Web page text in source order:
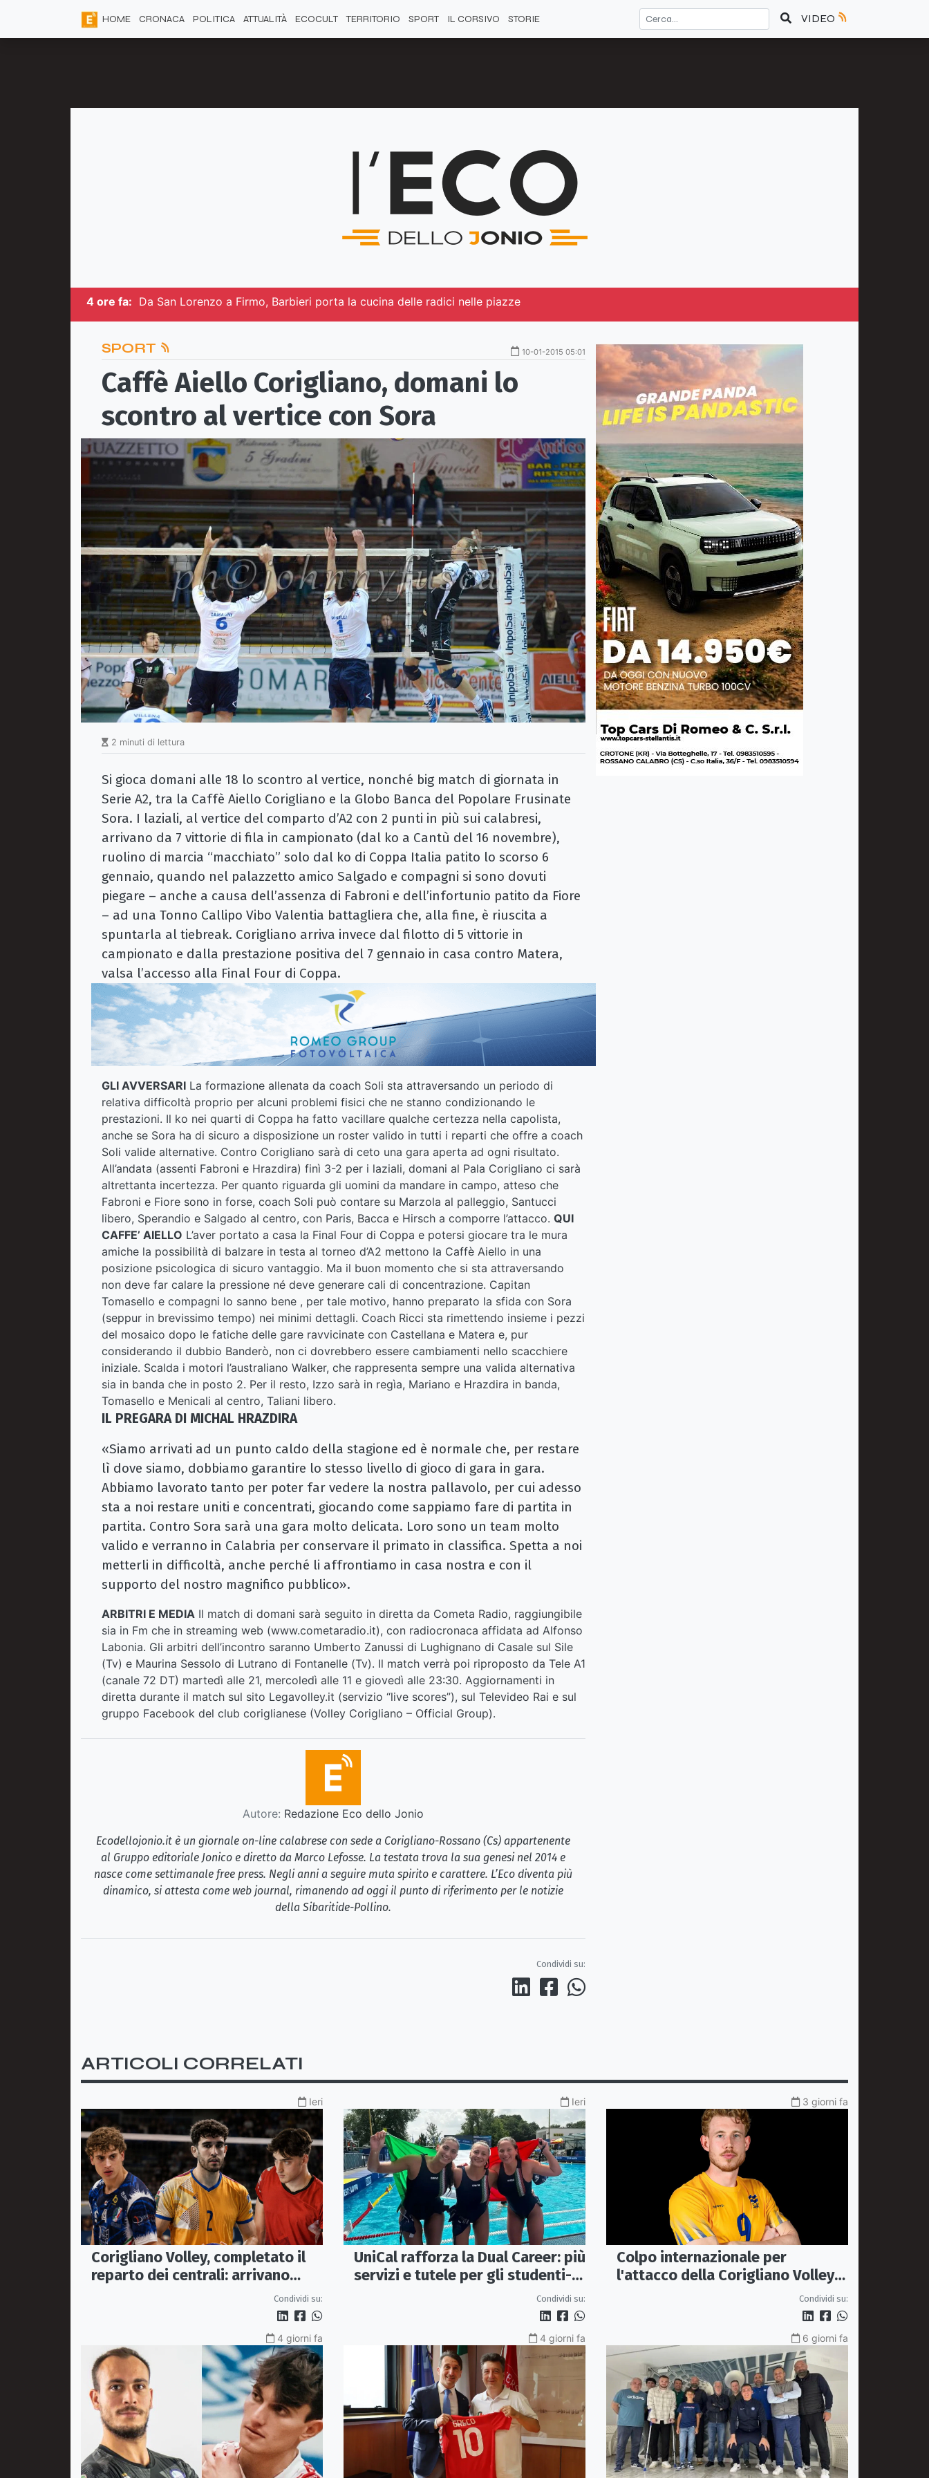
HOME CRONACA POLITICA ATTUALITÀ ECOCULT TERRITORIO SPORT IL CORSIVO STORIE VIDEO
4 ore fa: Da San Lorenzo a Firmo, Barbieri porta la cucina delle radici nelle piazze
SPORT 10-01-2015 05:01
Caffè Aiello Corigliano, domani lo
scontro al vertice con Sora
2 minuti di lettura
Si gioca domani alle 18 lo scontro al vertice, nonché big match di giornata in
Serie A2, tra la Caffè Aiello Corigliano e la Globo Banca del Popolare Frusinate
Sora. I laziali, al vertice del comparto d’A2 con 2 punti in più sui calabresi,
arrivano da 7 vittorie di fila in campionato (dal ko a Cantù del 16 novembre),
ruolino di marcia “macchiato” solo dal ko di Coppa Italia patito lo scorso 6
gennaio, quando nel palazzetto amico Salgado e compagni si sono dovuti
piegare – anche a causa dell’assenza di Fabroni e dell’infortunio patito da Fiore
– ad una Tonno Callipo Vibo Valentia battagliera che, alla fine, è riuscita a
spuntarla al tiebreak. Corigliano arriva invece dal filotto di 5 vittorie in
campionato e dalla prestazione positiva del 7 gennaio in casa contro Matera,
valsa l’accesso alla Final Four di Coppa.
GLI AVVERSARI La formazione allenata da coach Soli sta attraversando un periodo di
relativa difficoltà proprio per alcuni problemi fisici che ne stanno condizionando le
prestazioni. Il ko nei quarti di Coppa ha fatto vacillare qualche certezza nella capolista,
anche se Sora ha di sicuro a disposizione un roster valido in tutti i reparti che offre a coach
Soli valide alternative. Contro Corigliano sarà di ceto una gara aperta ad ogni risultato.
All’andata (assenti Fabroni e Hrazdira) finì 3-2 per i laziali, domani al Pala Corigliano ci sarà
altrettanta incertezza. Per quanto riguarda gli uomini da mandare in campo, atteso che
Fabroni e Fiore sono in forse, coach Soli può contare su Marzola al palleggio, Santucci
libero, Sperandio e Salgado al centro, con Paris, Bacca e Hirsch a comporre l’attacco. QUI
CAFFE’ AIELLO L’aver portato a casa la Final Four di Coppa e potersi giocare tra le mura
amiche la possibilità di balzare in testa al torneo d’A2 mettono la Caffè Aiello in una
posizione psicologica di sicuro vantaggio. Ma il buon momento che si sta attraversando
non deve far calare la pressione né deve generare cali di concentrazione. Capitan
Tomasello e compagni lo sanno bene , per tale motivo, hanno preparato la sfida con Sora
(seppur in brevissimo tempo) nei minimi dettagli. Coach Ricci sta rimettendo insieme i pezzi
del mosaico dopo le fatiche delle gare ravvicinate con Castellana e Matera e, pur
considerando il dubbio Banderò, non ci dovrebbero essere cambiamenti nello scacchiere
iniziale. Scalda i motori l’australiano Walker, che rappresenta sempre una valida alternativa
sia in banda che in posto 2. Per il resto, Izzo sarà in regìa, Mariano e Hrazdira in banda,
Tomasello e Menicali al centro, Taliani libero.
IL PREGARA DI MICHAL HRAZDIRA
«Siamo arrivati ad un punto caldo della stagione ed è normale che, per restare
lì dove siamo, dobbiamo garantire lo stesso livello di gioco di gara in gara.
Abbiamo lavorato tanto per poter far vedere la nostra pallavolo, per cui adesso
sta a noi restare uniti e concentrati, giocando come sappiamo fare di partita in
partita. Contro Sora sarà una gara molto delicata. Loro sono un team molto
valido e verranno in Calabria per conservare il primato in classifica. Spetta a noi
metterli in difficoltà, anche perché li affrontiamo in casa nostra e con il
supporto del nostro magnifico pubblico».
ARBITRI E MEDIA Il match di domani sarà seguito in diretta da Cometa Radio, raggiungibile
sia in Fm che in streaming web (www.cometaradio.it), con radiocronaca affidata ad Alfonso
Labonia. Gli arbitri dell’incontro saranno Umberto Zanussi di Lughignano di Casale sul Sile
(Tv) e Maurina Sessolo di Lutrano di Fontanelle (Tv). Il match verrà poi riproposto da Tele A1
(canale 72 DT) martedì alle 21, mercoledì alle 11 e giovedì alle 23:30. Aggiornamenti in
diretta durante il match sul sito Legavolley.it (servizio “live scores”), sul Televideo Rai e sul
gruppo Facebook del club coriglianese (Volley Corigliano – Official Group).
Autore: Redazione Eco dello Jonio
Ecodellojonio.it è un giornale on-line calabrese con sede a Corigliano-Rossano (Cs) appartenente
al Gruppo editoriale Jonico e diretto da Marco Lefosse. La testata trova la sua genesi nel 2014 e
nasce come settimanale free press. Negli anni a seguire muta spirito e carattere. L’Eco diventa più
dinamico, si attesta come web journal, rimanendo ad oggi il punto di riferimento per le notizie
della Sibaritide-Pollino.
Condividi su:
ARTICOLI CORRELATI
Ieri
Corigliano Volley, completato il
reparto dei centrali: arrivano
Condividi su:
Ieri
UniCal rafforza la Dual Career: più
servizi e tutele per gli studenti-
Condividi su:
3 giorni fa
Colpo internazionale per
l'attacco della Corigliano Volley:
arriva l'opposto svedese Johan
Condividi su:
4 giorni fa 4 giorni fa 6 giorni fa